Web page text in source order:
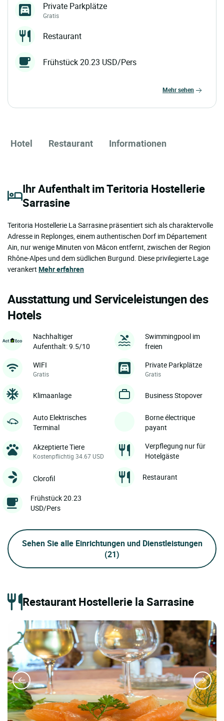
Private Parkplätze
Gratis
Restaurant
Frühstück 20.23 USD/Pers
mehr sehen
Hotel Restaurant Informationen
Ihr Aufenthalt im Teritoria Hostellerie
Sarrasine
Teritoria Hostellerie La Sarrasine präsentiert sich als charaktervolle
Adresse in Replonges, einem authentischen Dorf im Département
Ain, nur wenige Minuten von Mâcon entfernt, zwischen der Region
Rhône-Alpes und dem südlichen Burgund. Diese privilegierte Lage
verankert Mehr erfahren
Ausstattung und Serviceleistungen des
Hotels
Nachhaltiger
Aufenthalt: 9.5/10
Swimmingpool im
freien
WIFI
Gratis
Private Parkplätze
Gratis
Klimaanlage Business Stopover
Auto Elektrisches
Terminal
Borne électrique
payant
Akzeptierte Tiere
Kostenpflichtig 34.67 USD
Verpflegung nur für
Hotelgäste
Clorofil Restaurant
Frühstück 20.23
USD/Pers
Sehen Sie alle Einrichtungen und Dienstleistungen
(21)
Restaurant Hostellerie la Sarrasine